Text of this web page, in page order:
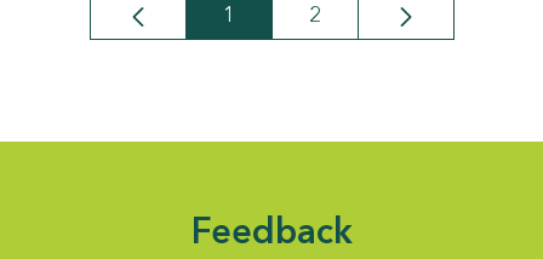
Seite
1 Seite
2
Feedback